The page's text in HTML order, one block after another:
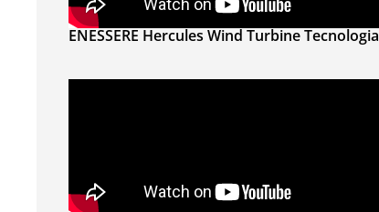
ENESSERE Hercules Wind Turbine Tecnologia